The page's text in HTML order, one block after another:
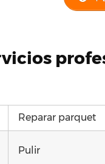
Reparar parquet
Pulir